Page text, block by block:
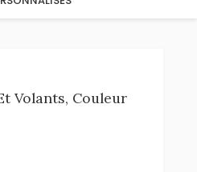
Volants, Couleur